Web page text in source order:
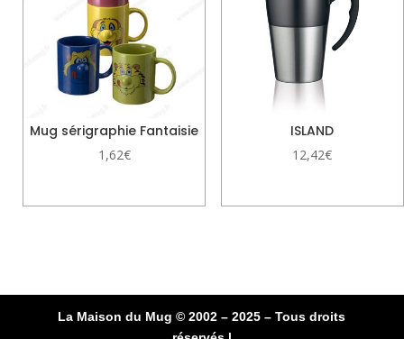
Mug sérigraphie Fantaisie
1,62€
ISLAND
12,42€
La Maison du Mug © 2002 – 2025 – Tous droits